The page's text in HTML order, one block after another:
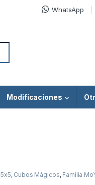
WhatsApp
Modificaciones
5x5, Cubos Mágicos, Familia